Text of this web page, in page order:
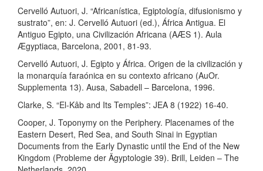
Cervelló Autuori, J. “Africanística, Egiptología, difusionismo y
sustrato”, en: J. Cervelló Autuori (ed.), África Antigua. El
Antiguo Egipto, una Civilización Africana (AÆS 1). Aula
Ægyptiaca, Barcelona, 2001, 81-93.
Cervelló Autuori, J. Egipto y África. Origen de la civilización y
la monarquía faraónica en su contexto africano (AuOr.
Supplementa 13). Ausa, Sabadell – Barcelona, 1996.
Clarke, S. “El-Kâb and Its Temples”: JEA 8 (1922) 16-40.
Cooper, J. Toponymy on the Periphery. Placenames of the
Eastern Desert, Red Sea, and South Sinai in Egyptian
Documents from the Early Dynastic until the End of the New
Kingdom (Probleme der Ägyptologie 39). Brill, Leiden – The